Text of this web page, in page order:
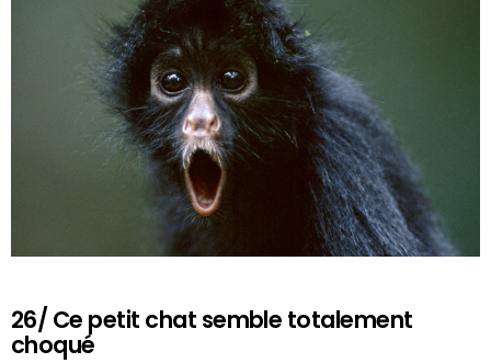
26/ Ce petit chat semble totalement
choqué